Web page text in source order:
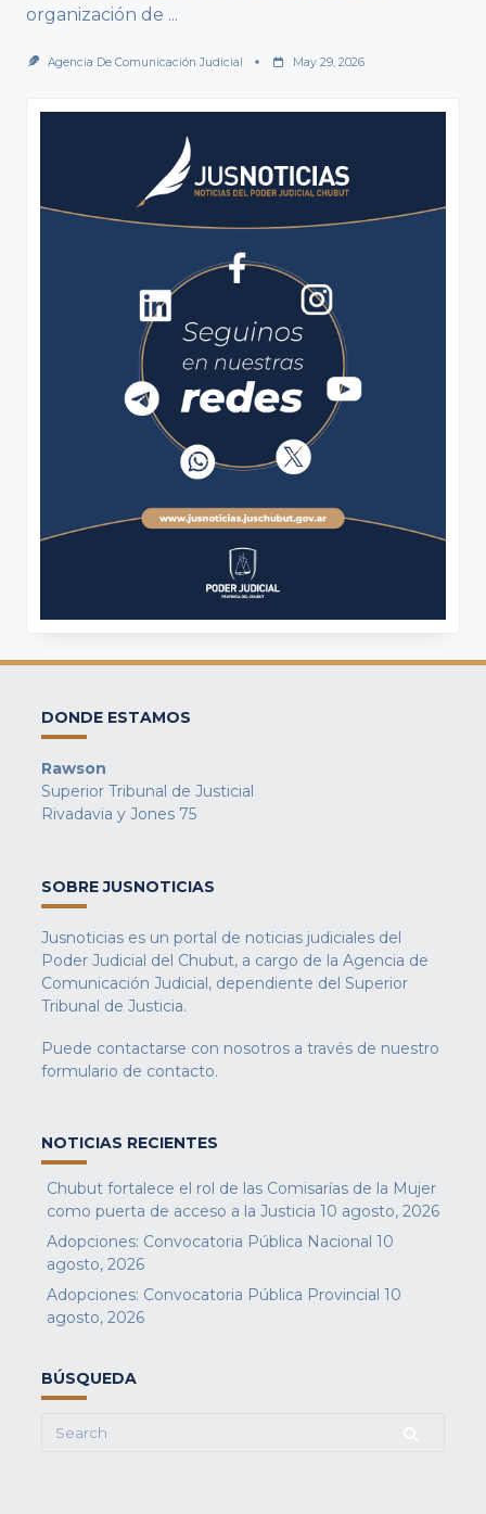
organización de ...
Agencia De Comunicación Judicial May 29, 2026
DONDE ESTAMOS
Rawson
Superior Tribunal de Justicial
Rivadavia y Jones 75
SOBRE JUSNOTICIAS
Jusnoticias es un portal de noticias judiciales del
Poder Judicial del Chubut, a cargo de la Agencia de
Comunicación Judicial, dependiente del Superior
Tribunal de Justicia.
Puede contactarse con nosotros a través de nuestro
formulario de contacto.
NOTICIAS RECIENTES
Chubut fortalece el rol de las Comisarías de la Mujer
como puerta de acceso a la Justicia 10 agosto, 2026
Adopciones: Convocatoria Pública Nacional 10
agosto, 2026
Adopciones: Convocatoria Pública Provincial 10
agosto, 2026
BÚSQUEDA
Search